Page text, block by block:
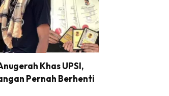
Khas UPSI,
Pernah Berhenti